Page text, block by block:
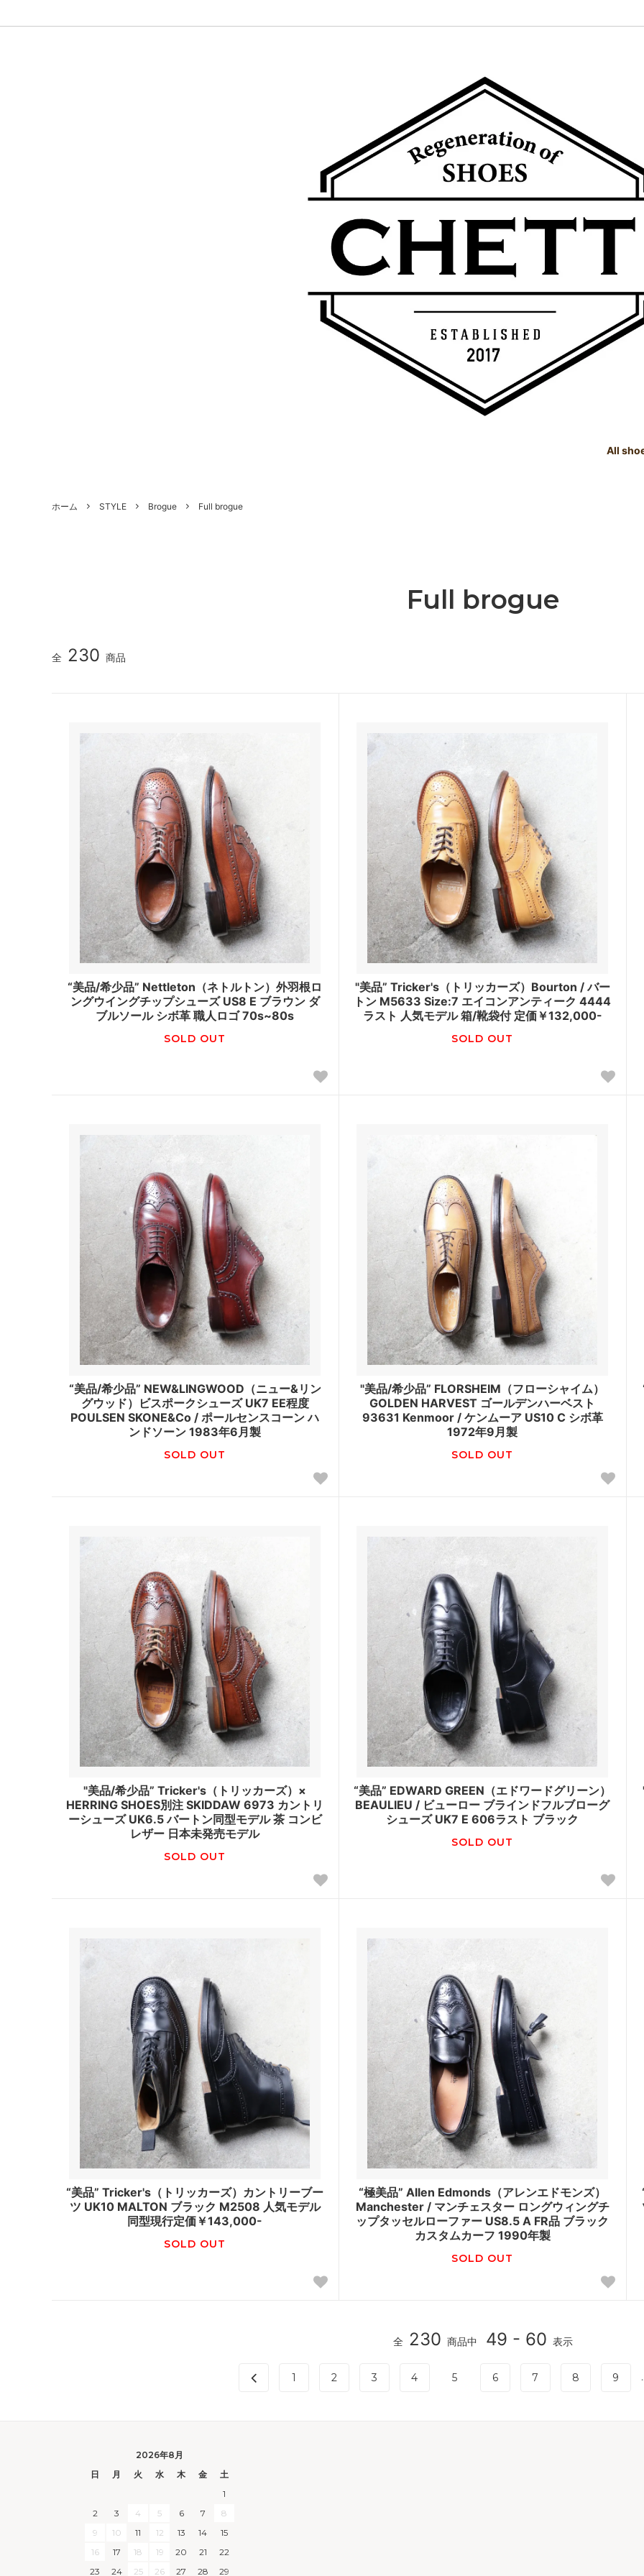
All
ホーム STYLE Brogue Full brogue
Full brogue
全 230 商品
“美品/希少品” Nettleton（ネトルトン）外羽根ロ
ングウイングチップシューズ US8 E ブラウン ダ
ブルソール シボ革 職人ロゴ 70s~80s
SOLD OUT
"美品” Tricker's（トリッカーズ）Bourton / バー
トン M5633 Size:7 エイコンアンティーク 4444
ラスト 人気モデル 箱/靴袋付 定価￥132,000-
SOLD OUT
“美品/希少品” NEW&LINGWOOD（ニュー&リン
グウッド）ビスポークシューズ UK7 EE程度
POULSEN SKONE&Co / ポールセンスコーン ハ
ンドソーン 1983年6月製
SOLD OUT
"美品/希少品” FLORSHEIM（フローシャイム）
GOLDEN HARVEST ゴールデンハーベスト
93631 Kenmoor / ケンムーア US10 C シボ革
1972年9月製
SOLD OUT
"美品/希少品” Tricker's（トリッカーズ）×
HERRING SHOES別注 SKIDDAW 6973 カントリ
ーシューズ UK6.5 バートン同型モデル 茶 コンビ
レザー 日本未発売モデル
SOLD OUT
“美品” EDWARD GREEN（エドワードグリーン）
BEAULIEU / ビューロー ブラインドフルブローグ
シューズ UK7 E 606ラスト ブラック
SOLD OUT
“美品” Tricker's（トリッカーズ）カントリーブー
ツ UK10 MALTON ブラック M2508 人気モデル
同型現行定価￥143,000-
SOLD OUT
“極美品” Allen Edmonds（アレンエドモンズ）
Manchester / マンチェスター ロングウィングチ
ップタッセルローファー US8.5 A FR品 ブラック
カスタムカーフ 1990年製
SOLD OUT
全 230 商品中 49 - 60 表示
1 2 3 4 5 6 7 8 9
2026年8月
日
月 火 水 木 金
土
1
2
3 4 5 6 7
8
9
10 11 12 13 14
15
16
17 18 19 20 21
22
23
24 25 26 27 28 29